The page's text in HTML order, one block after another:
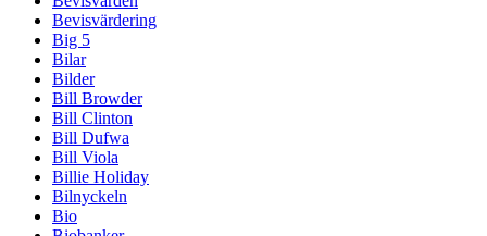
Bevisvärdering
Big 5
Bilar
Bilder
Bill Browder
Bill Clinton
Bill Dufwa
Bill Viola
Billie Holiday
Bilnyckeln
Bio